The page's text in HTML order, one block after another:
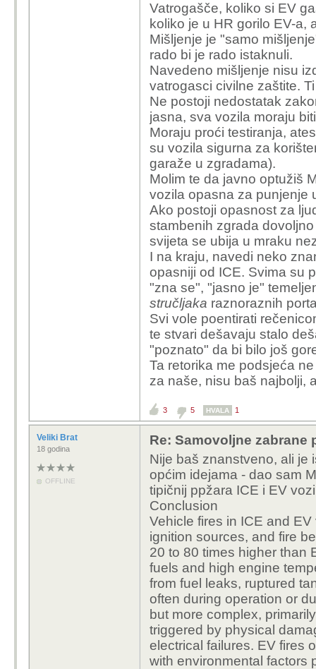
ali ova rasprava ovdje
em se uspoređuje
klasu l, dok požar
em mišljenje mup-a
regulative, ali pobit ga
vježbenik odradit za
isto tako upravitelj
dopustiti punjenje
(iako je 'samo'
malo više kredibiliteta
paušalnim, a svi
biti
institut ev clinic?
jel ikome zvoni na
institutom, dakle
instituta ruđer
izdaju stručna
odbaci mišljenje mup-
drugo je mišljenje
što je s glavom?
Vatrogašče, koliko si EV
koliko je u HR gorilo EV-a,
Mišljenje je "samo
rado bi je rado istaknuli.
Navedeno mišljenje nisu
vatrogasci civilne zaštite.
Ne postoji nedostatak
jasna, sva vozila moraju
Moraju proći testiranja,
su vozila sigurna za
garaže u zgradama).
Molim te da javno optužiš
vozila opasna za punjenje
Ako postoji opasnost za
stambenih zgrada
svijeta se ubija u mraku
I na kraju, navedi neko
opasniji od ICE. Svima su
"zna se", "jasno je"
stručljaka raznoraznih
Svi vole poentirati
te stvari dešavaju stalo
"poznato" da bi bilo još
Ta retorika me podsjeća
za naše, nisu baš najbolji,
3 5 HVALA 1
Veliki Brat
18 godina
OFFLINE
Re: Samovoljne
Nije baš znanstveno, ali je
općim idejama - dao sam
tipičnij ppžara ICE i EV
Conclusion
Vehicle fires in ICE and
ignition sources, and fire
20 to 80 times higher than
fuels and high engine
from fuel leaks, ruptured
often during operation or
but more complex,
triggered by physical
electrical failures. EV fires
with environmental factors